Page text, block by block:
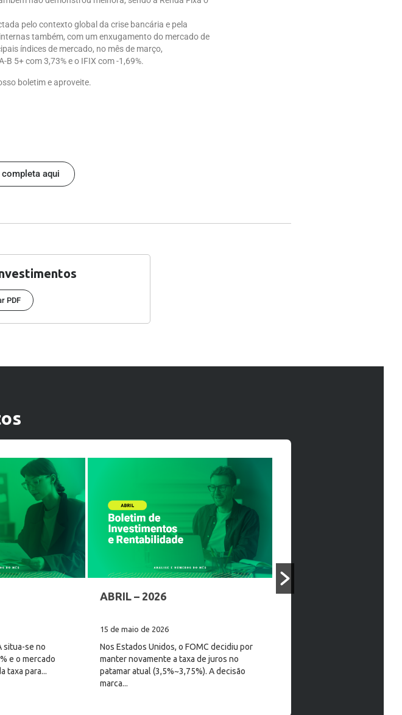
pelo contexto global da crise bancária e pela
também, com um enxugamento do mercado de
índices de mercado, no mês de março,
B 5+ com 3,73% e o IFIX com -1,69%.
boletim e aproveite.
aqui
PDF
situa-se no
e o mercado
taxa para...
ABRIL – 2026
15 de maio de 2026
Nos Estados Unidos, o FOMC decidiu por
manter novamente a taxa de juros no
patamar atual (3,5%~3,75%). A decisão
marca...
MARÇO 2026